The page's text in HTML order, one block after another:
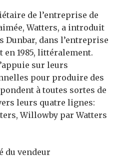
de l’entreprise de
Watters, a introduit
Dunbar, dans l’entreprise
en 1985, littéralement.
sur leurs
pour produire des
à toutes sortes de
leurs quatre lignes:
Willowby par Watters
du vendeur